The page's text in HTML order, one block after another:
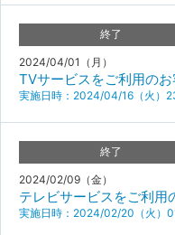
終了
2024/04/01（月）
TVサービスをご利用のお
実施日時：2024/04/16（火）
終了
2024/02/09（金）
テレビサービスをご利用
実施日時：2024/02/20（火）